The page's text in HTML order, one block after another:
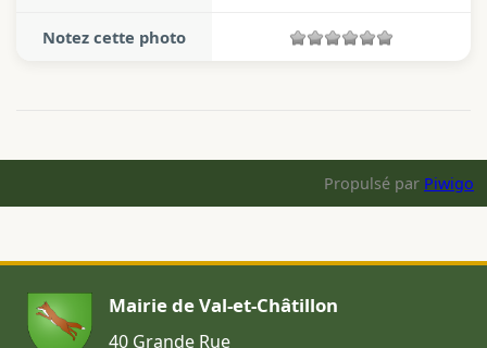
Notez cette photo
Propulsé par Piwigo
Mairie de Val-et-Châtillon
40 Grande Rue